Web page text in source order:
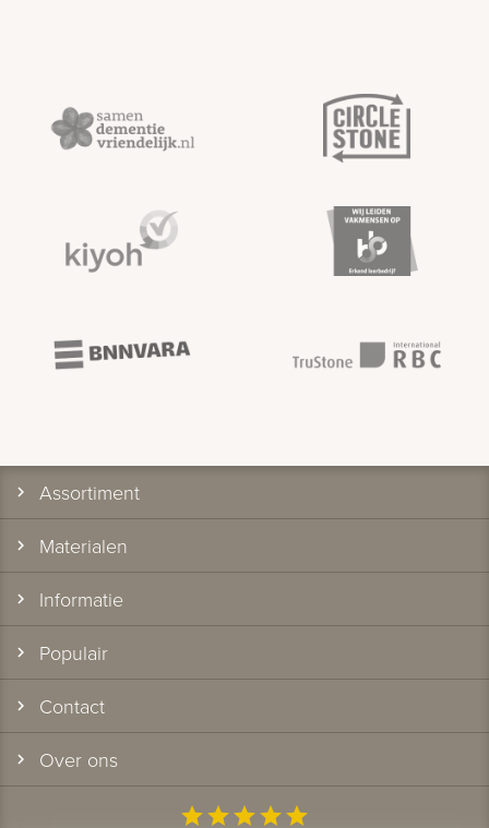
Assortiment
Materialen
Informatie
Populair
Contact
Over ons
starstarstarstarstar